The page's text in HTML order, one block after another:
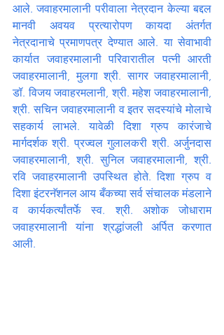
आले. जवाहरमालानी परीवाला नेत्रदान केल्या बद्दल
मानवी अवयव प्रत्यारोपण कायदा अंतर्गत
नेत्रदानाचे प्रमाणपत्र देण्यात आले. या सेवाभावी
कार्यात जवाहरमालानी परिवारातील पत्नी आरती
जवाहरमालानी, मुलगा श्री. सागर जवाहरमालानी,
डॉ. विजय जवाहरमलानी, श्री. महेश जवाहरमालानी,
श्री. सचिन जवाहरमालानी व इतर सदस्यांचे मोलाचे
सहकार्य लाभले. यावेळी दिशा ग्रुप कारंजाचे
मार्गदर्शक श्री. प्रज्वल गुलालकरी श्री. अर्जुनदास
जवाहरमालानी, श्री. सुनिल जवाहरमालानी, श्री.
रवि जवाहरमालानी उपस्थित होते. दिशा ग्रुप व
दिशा इंटरनॅशनल आय बँकच्या सर्व संचालक मंडलाने
व कार्यकर्त्यांतर्फे स्व. श्री. अशोक जोधाराम
जवाहरमालानी यांना श्रद्धांजली अर्पित करणात
आली.